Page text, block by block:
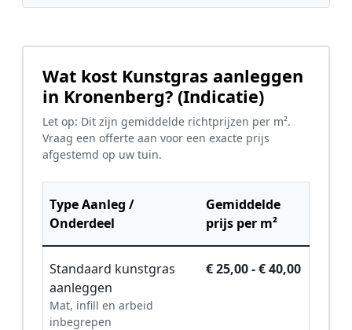
Wat kost Kunstgras aanleggen
in Kronenberg? (Indicatie)
Let op: Dit zijn gemiddelde richtprijzen per m².
Vraag een offerte aan voor een exacte prijs
afgestemd op uw tuin.
Type Aanleg /
Onderdeel
Gemiddelde
prijs per m²
Standaard kunstgras
aanleggen
Mat, infill en arbeid
inbegrepen
€ 25,00 - € 40,00